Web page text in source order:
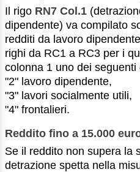
Il rigo RN7 Col.1
dipendente) va compilato
redditi da lavoro
righi da RC1 a RC3 per i
colonna 1 uno dei seguenti
"2" lavoro dipendente,
"3" lavori socialmente utili,
"4" frontalieri.
Reddito fino a 15.000
Se il reddito non supera la
detrazione spetta nella